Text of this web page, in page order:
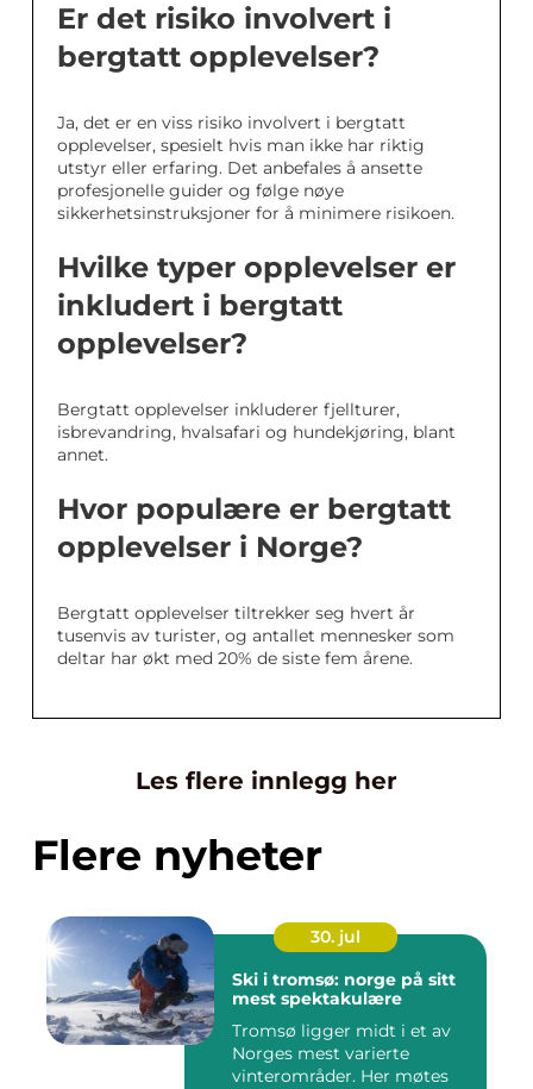
Er det risiko involvert i
bergtatt opplevelser?
Ja, det er en viss risiko involvert i bergtatt
opplevelser, spesielt hvis man ikke har riktig
utstyr eller erfaring. Det anbefales å ansette
profesjonelle guider og følge nøye
sikkerhetsinstruksjoner for å minimere risikoen.
Hvilke typer opplevelser er
inkludert i bergtatt
opplevelser?
Bergtatt opplevelser inkluderer fjellturer,
isbrevandring, hvalsafari og hundekjøring, blant
annet.
Hvor populære er bergtatt
opplevelser i Norge?
Bergtatt opplevelser tiltrekker seg hvert år
tusenvis av turister, og antallet mennesker som
deltar har økt med 20% de siste fem årene.
Les flere innlegg her
Flere nyheter
30. jul
Ski i tromsø: norge på sitt
mest spektakulære
Tromsø ligger midt i et av
Norges mest varierte
vinterområder. Her møtes